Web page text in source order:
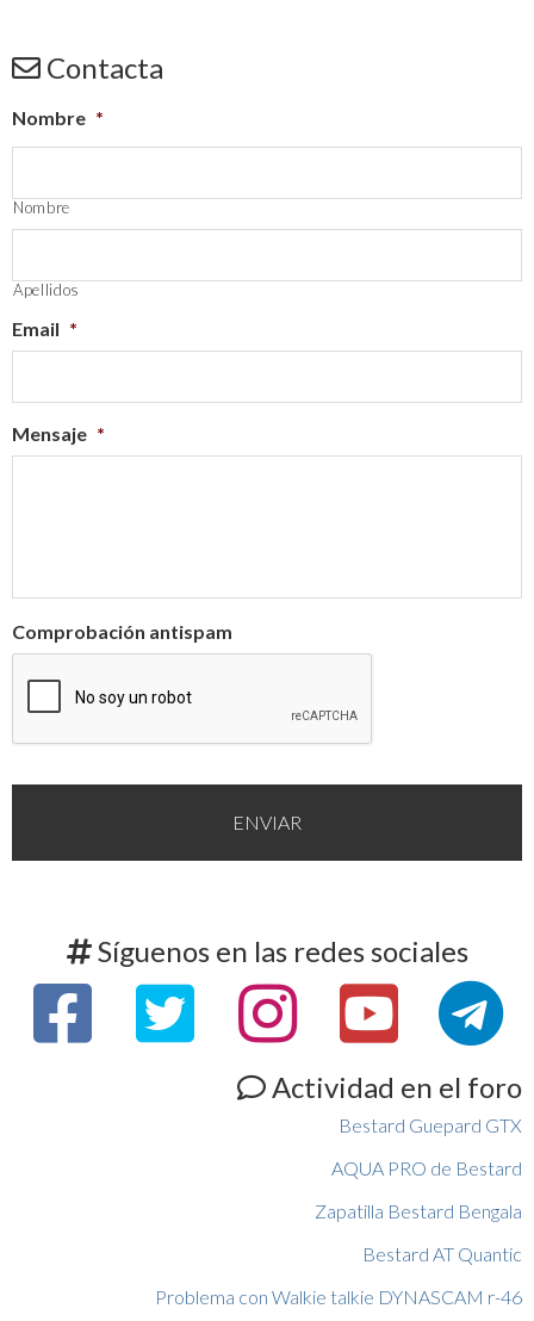
Contacta
Nombre *
Nombre
Apellidos
Email *
Mensaje *
Comprobación antispam
Síguenos en las redes sociales
Actividad en el foro
Bestard Guepard GTX
AQUA PRO de Bestard
Zapatilla Bestard Bengala
Bestard AT Quantic
Problema con Walkie talkie DYNASCAM r-46